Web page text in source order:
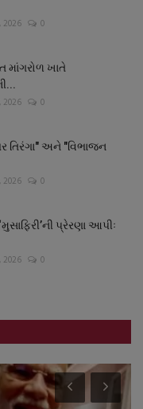
2026 0
માંગરોળ ખાતે
2026 0
તિરંગા" અને "વિભાજન
2026 0
પ્રેરણા આપીઃ
2026 0